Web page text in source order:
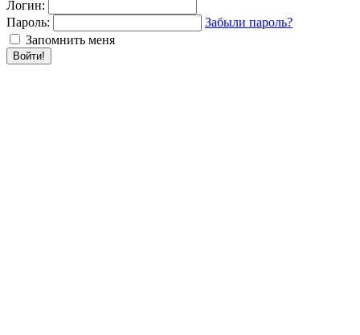
Логин:
Пароль:
Забыли пароль?
Запомнить меня